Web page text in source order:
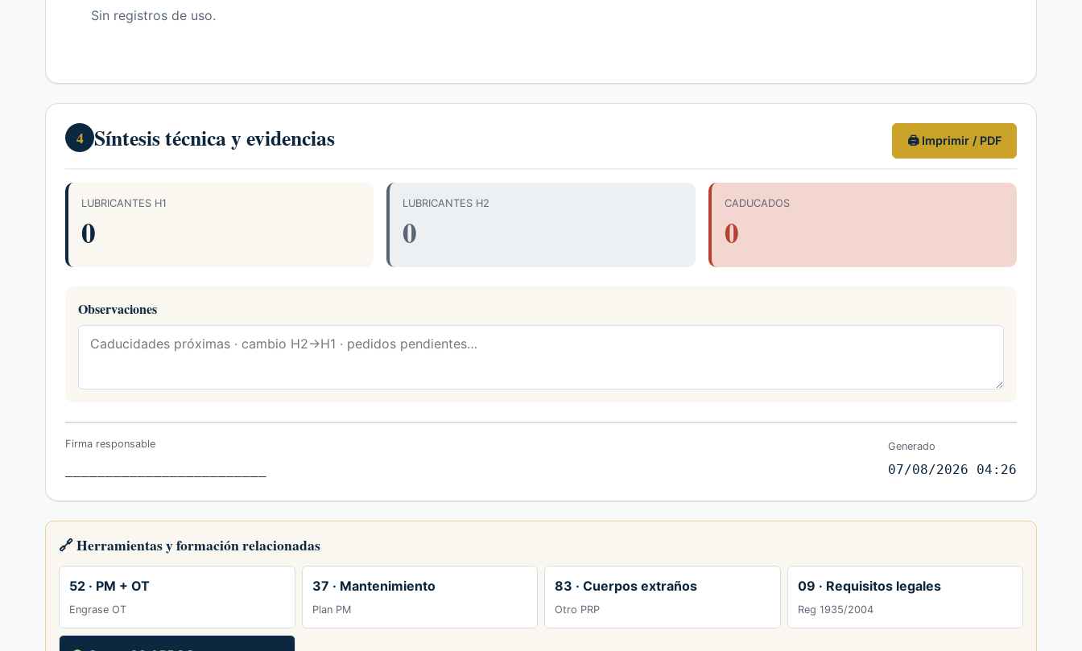
Sin registros de uso.
4 Síntesis técnica y evidencias 🖨 Imprimir / PDF
LUBRICANTES H1
0
LUBRICANTES H2
0
CADUCADOS
0
Observaciones
Firma responsable Generado
07/08/2026 04:26
🔗 Herramientas y formación relacionadas
52 · PM + OT
Engrase OT
37 · Mantenimiento
Plan PM
83 · Cuerpos extraños
Otro PRP
09 · Requisitos legales
Reg 1935/2004